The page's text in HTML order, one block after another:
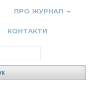
ПРО ЖУРНАЛ
КОНТАКТИ